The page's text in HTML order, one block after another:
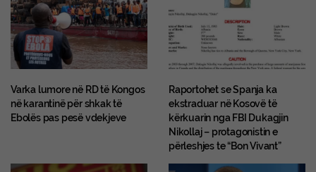
Varka lumore në RD të Kongos
në karantinë për shkak të
Ebolës pas pesë vdekjeve
Raportohet se Spanja ka
ekstraduar në Kosovë të
kërkuarin nga FBI Dukagjin
Nikollaj – protagonistin e
përleshjes te “Bon Vivant”